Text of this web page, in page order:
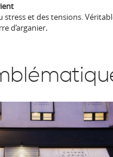
et des tensions.
d’arganier.